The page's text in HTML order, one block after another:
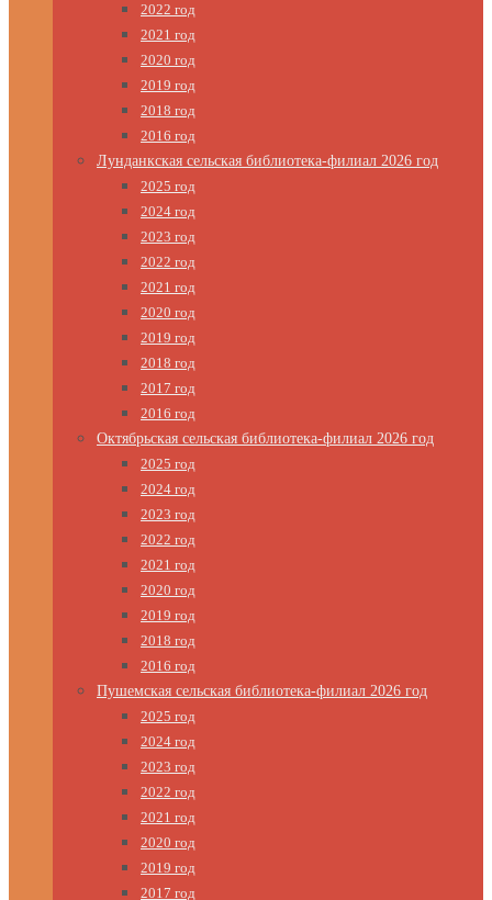
2022 год
2021 год
2020 год
2019 год
2018 год
2016 год
Лунданкская сельская библиотека-филиал 2026 год
2025 год
2024 год
2023 год
2022 год
2021 год
2020 год
2019 год
2018 год
2017 год
2016 год
Октябрьская сельская библиотека-филиал 2026 год
2025 год
2024 год
2023 год
2022 год
2021 год
2020 год
2019 год
2018 год
2016 год
Пушемская сельская библиотека-филиал 2026 год
2025 год
2024 год
2023 год
2022 год
2021 год
2020 год
2019 год
2017 год